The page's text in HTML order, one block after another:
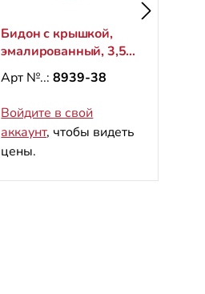
Бидон с крышкой,
эмалированный, 3,5 л
"Темно зеленый"
Арт №..:8939-38
Войдите в свой
аккаунт, чтобы видеть
цены.